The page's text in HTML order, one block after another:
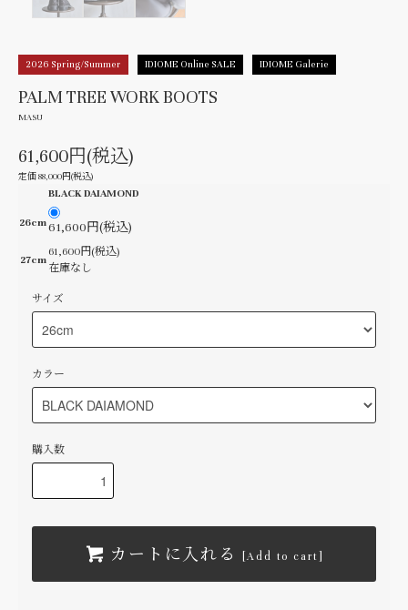
2026 Spring/Summer IDIOME Online SALE IDIOME Galerie
PALM TREE WORK BOOTS
MASU
61,600円(税込)
定価 88,000円(税込)
BLACK DAIAMOND
26cm61,600円(税込)
27cm
61,600円(税込)
在庫なし
サイズ
カラー
購入数
カートに入れる [Add to cart]